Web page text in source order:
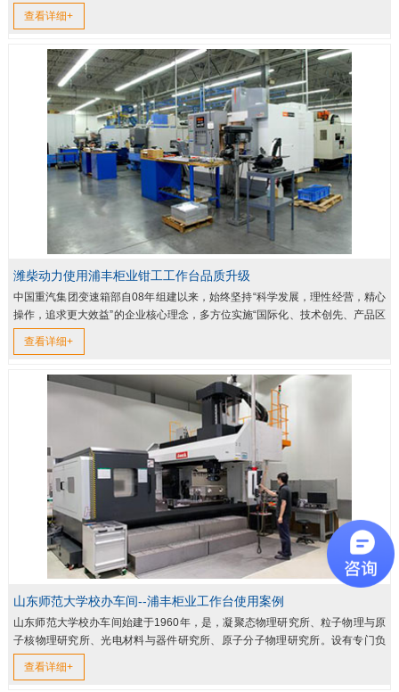
余项产品，分别获得国家发明专利和实用新型专利，公司也被认定为“国...
查看详细+
潍柴动力使用浦丰柜业钳工工作台品质升级
中国重汽集团变速箱部自08年组建以来，始终坚持“科学发展，理性经营，精心
操作，追求更大效益”的企业核心理念，多方位实施“国际化、技术创先、产品区
域化、高质量低成本”四大战略，立足国内谋求快速发展，而向...
查看详细+
山东师范大学校办车间--浦丰柜业工作台使用案例
山东师范大学校办车间始建于1960年，是，凝聚态物理研究所、粒子物理与原
子核物理研究所、光电材料与器件研究所、原子分子物理研究所。设有专门负
责实验教学的物理实验教学中心和负责基础物理教学的大学物理教学...
查看详细+